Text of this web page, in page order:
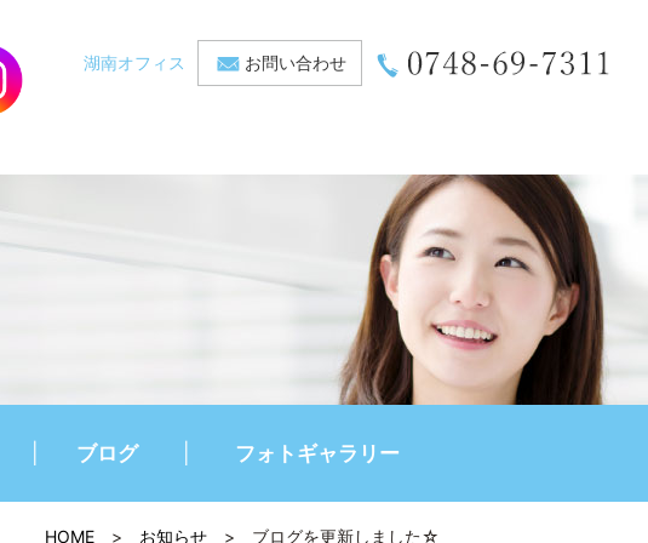
湖南オフィス お問い合わせ
ブログ フォトギャラリー
HOME > お知らせ > ブログを更新しました☆